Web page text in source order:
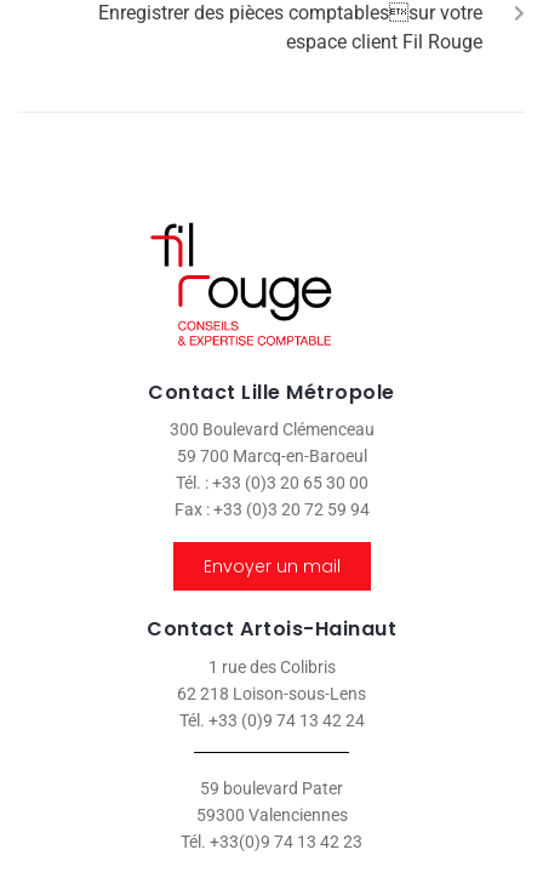
Enregistrer des pièces comptablessur votre
espace client Fil Rouge
Contact Lille Métropole
300 Boulevard Clémenceau
59 700 Marcq-en-Baroeul
Tél. : +33 (0)3 20 65 30 00
Fax : +33 (0)3 20 72 59 94
Envoyer un mail
Contact Artois-Hainaut
1 rue des Colibris
62 218 Loison-sous-Lens
Tél. +33 (0)9 74 13 42 24
59 boulevard Pater
59300 Valenciennes
Tél. +33(0)9 74 13 42 23